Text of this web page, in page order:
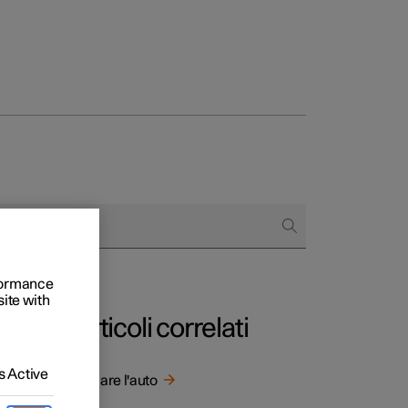
finanziamento
Articoli correlati
Avviare l'auto
with
Active